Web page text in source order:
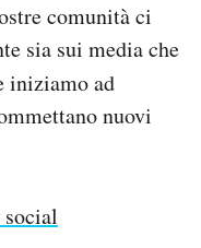
comunità ci
sia sui media che
iniziamo ad
nuovi